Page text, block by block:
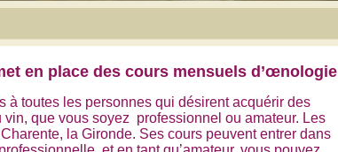
en place des cours mensuels d’œnologie
à toutes les personnes qui désirent acquérir des
que vous soyez professionnel ou amateur. Les
la Gironde. Ses cours peuvent entrer dans